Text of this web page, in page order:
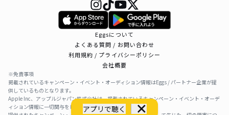
アプリで聴く
Eggsについて
よくある質問 / お問い合わせ
利用規約 / プライバシーポリシー
会社概要
※免責事項
掲載されているキャンペーン・イベント・オーディション情報はEggs / パートナー企業が提
供しているものとなります。
Apple Inc、アップルジャパン株式会社は、掲載されているキャンペーン・イベント・オーデ
ィション情報に一切関与をしておりません。